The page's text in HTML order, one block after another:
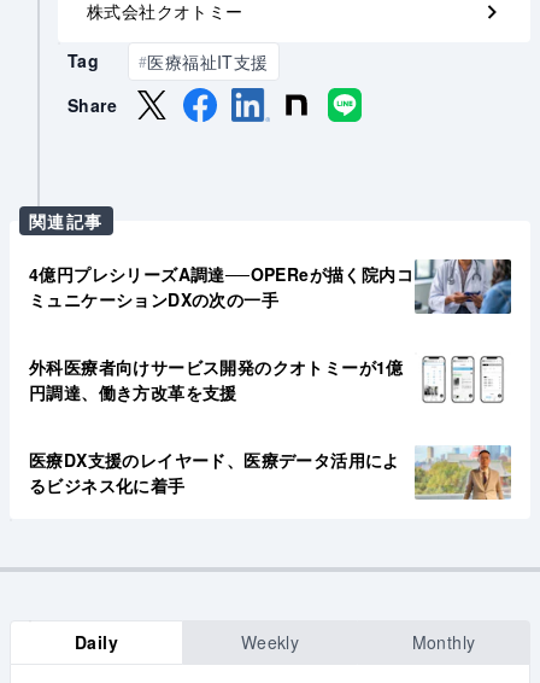
株式会社クオトミー
Tag #医療福祉IT支援
Share
関連記事
4億円プレシリーズA調達──OPEReが描く院内コ
ミュニケーションDXの次の一手
外科医療者向けサービス開発のクオトミーが1億
円調達、働き方改革を支援
医療DX支援のレイヤード、医療データ活用によ
るビジネス化に着手
Daily Weekly Monthly